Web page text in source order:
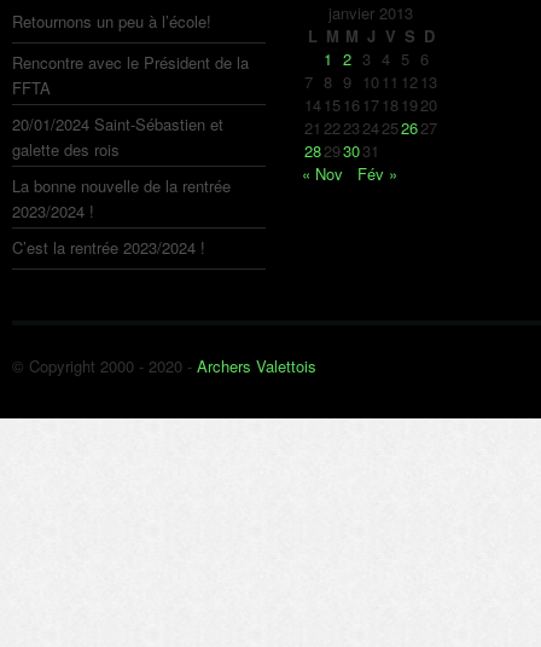
Retournons un peu à l’école!
Rencontre avec le Président de la
FFTA
20/01/2024 Saint-Sébastien et
galette des rois
La bonne nouvelle de la rentrée
2023/2024 !
C’est la rentrée 2023/2024 !
janvier 2013
L M M J V S D
1 2 3 4 5 6
7 8 9 10 11 12 13
14 15 16 17 18 1920
21 222324252627
28293031
« Nov
Fév »
© Copyright 2000 - 2020 - Archers Valettois